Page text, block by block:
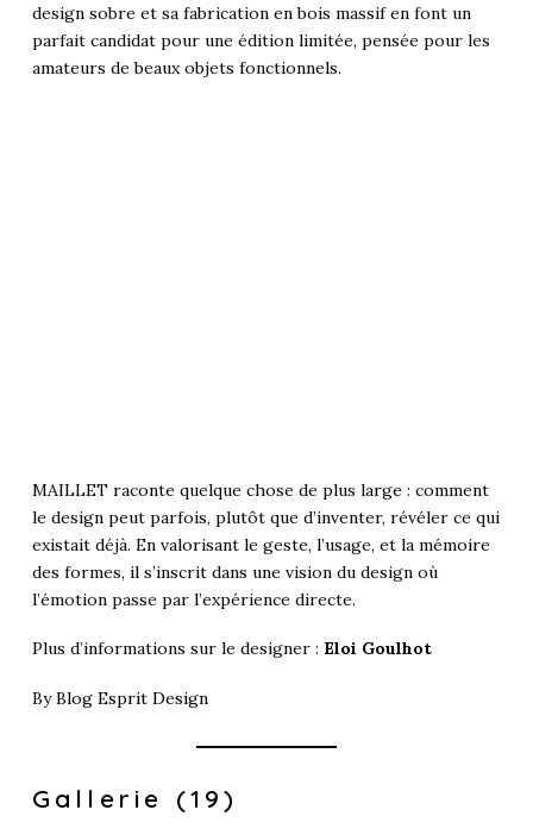
design sobre et sa fabrication en bois massif en font un
parfait candidat pour une édition limitée, pensée pour les
amateurs de beaux objets fonctionnels.
MAILLET raconte quelque chose de plus large : comment
le design peut parfois, plutôt que d’inventer, révéler ce qui
existait déjà. En valorisant le geste, l’usage, et la mémoire
des formes, il s’inscrit dans une vision du design où
l’émotion passe par l’expérience directe.
Plus d’informations sur le designer : Eloi Goulhot
ByBlog Esprit Design
Gallerie (19)